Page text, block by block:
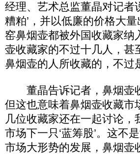
经理、艺术总监董晶对记者
糟粕’，并以低廉的价格大
窑鼻烟壶都被外国收藏家纳
壶收藏家的不过十几人，甚
鼻烟壶的人所收藏的，不过
董晶告诉记者，鼻烟壶
但这也意味着鼻烟壶收藏市
几位收藏家还在一起讨论
市场下一只‘蓝筹股’。这不
市场大形势的发展，鼻烟壶